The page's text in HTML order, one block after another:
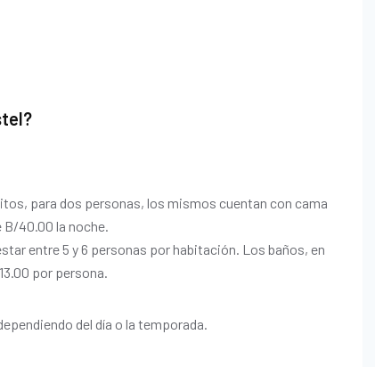
para dos personas, los mismos cuentan con cama
B/40.00 la noche.
entre 5 y 6 personas por habitación. Los baños, en
por persona.
del día o la temporada.